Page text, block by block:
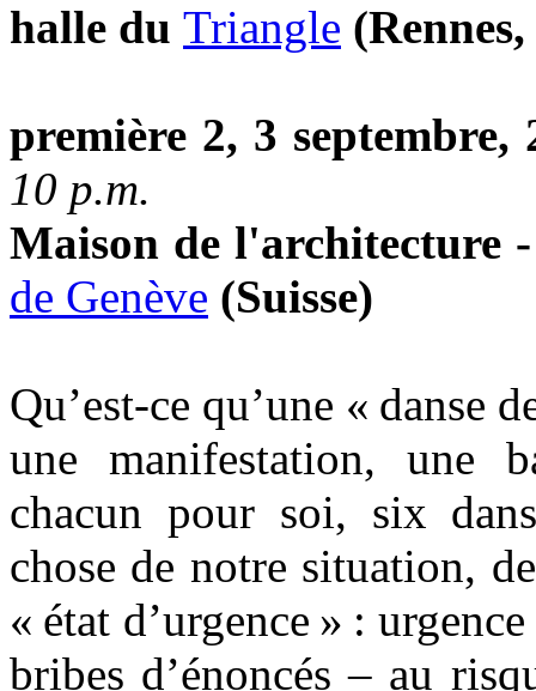
halle du Triangle
première 2, 3
10 p.m.
Maison de l'architecture
de Genève (Suisse)
Qu’est-ce qu’une « danse
une manifestation, une
chacun pour soi, six
chose de notre situation,
« état d’urgence » :
bribes d’énoncés – au